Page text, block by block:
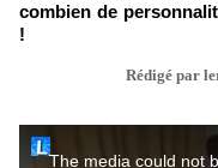
combien de
!
Rédigé par